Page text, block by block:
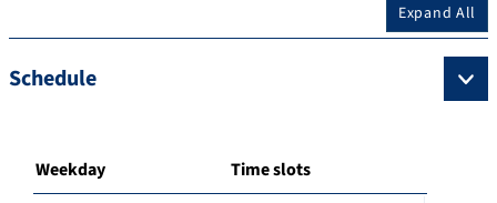
Expand All
Schedule
Weekday Time slots